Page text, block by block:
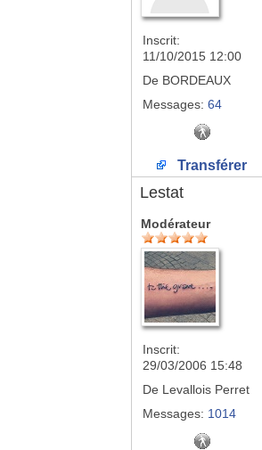
Inscrit:
11/10/2015 12:00
De BORDEAUX
Messages: 64
Transférer
Lestat
Modérateur
Inscrit:
29/03/2006 15:48
De Levallois Perret
Messages: 1014